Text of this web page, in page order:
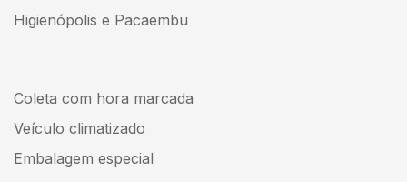
Higienópolis e Pacaembu
Coleta com hora marcada
Veículo climatizado
Embalagem especial